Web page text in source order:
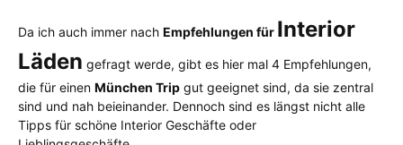
Da ich auch immer nach Empfehlungen für Interior
Läden gefragt werde, gibt es hier mal 4 Empfehlungen,
die für einen München Trip gut geeignet sind, da sie zentral
sind und nah beieinander. Dennoch sind es längst nicht alle
Tipps für schöne Interior Geschäfte oder